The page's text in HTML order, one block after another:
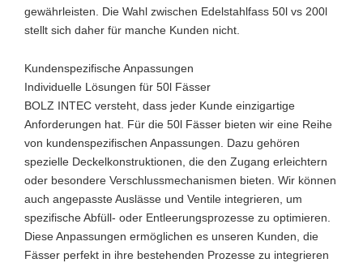
gewährleisten. Die Wahl zwischen Edelstahlfass 50l vs 200l
stellt sich daher für manche Kunden nicht.
Kundenspezifische Anpassungen
Individuelle Lösungen für 50l Fässer
BOLZ INTEC versteht, dass jeder Kunde einzigartige
Anforderungen hat. Für die 50l Fässer bieten wir eine Reihe
von kundenspezifischen Anpassungen. Dazu gehören
spezielle Deckelkonstruktionen, die den Zugang erleichtern
oder besondere Verschlussmechanismen bieten. Wir können
auch angepasste Auslässe und Ventile integrieren, um
spezifische Abfüll- oder Entleerungsprozesse zu optimieren.
Diese Anpassungen ermöglichen es unseren Kunden, die
Fässer perfekt in ihre bestehenden Prozesse zu integrieren